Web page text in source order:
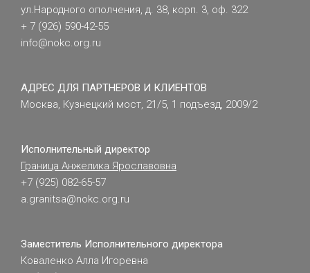
ул.Народного ополчения, д. 38, корп. 3, оф. 322
+ 7 (926) 590-42-55
info@nokc.org.ru
АДРЕС ДЛЯ ПАРТНЕРОВ И КЛИЕНТОВ
Москва, Кузнецкий мост, 21/5, 1 подъезд, 2009/2
Исполнительный директор
Граница Анжелика Ярославовна
+7 (925) 082-65-57
a.granitsa@nokc.org.ru
Заместитель Исполнительного директора
Коваленко Алла Игоревна